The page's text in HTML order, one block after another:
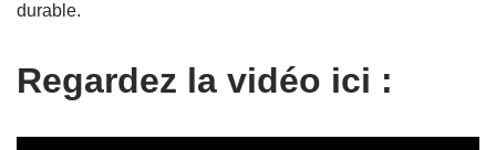
durable.
Regardez la vidéo ici :